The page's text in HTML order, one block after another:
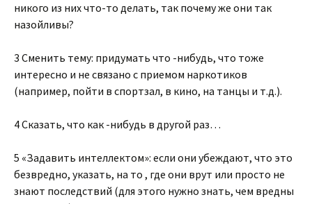
никого из них что-то делать, так почему же они так
назойливы?
3 Сменить тему: придумать что -нибудь, что тоже
интересно и не связано с приемом наркотиков
(например, пойти в спортзал, в кино, на танцы и т.д.).
4 Сказать, что как -нибудь в другой раз…
5 «Задавить интеллектом»: если они убеждают, что это
безвредно, указать, на то , где они врут или просто не
знают последствий (для этого нужно знать, чем вредны